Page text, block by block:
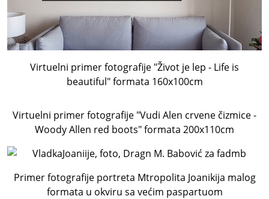
Virtuelni primer fotografije "Život je lep - Life is
beautiful" formata 160x100cm
Virtuelni primer fotografije "Vudi Alen crvene čizmice -
Woody Allen red boots" formata 200x110cm
Primer fotografije portreta Mtropolita Joanikija malog
formata u okviru sa većim paspartuom